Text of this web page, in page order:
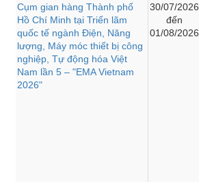
Cụm gian hàng Thành phố
Hồ Chí Minh tại Triển lãm
quốc tế ngành Điện, Năng
lượng, Máy móc thiết bị công
nghiệp, Tự động hóa Việt
Nam lần 5 – "EMA Vietnam
2026"
30/07/2026
đến
01/08/2026